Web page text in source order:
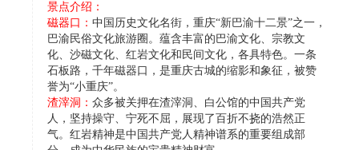
景点介绍：
磁器口： 中国历史文化名街，重庆“新巴渝十二景”之一，
巴渝民俗文化旅游圈。蕴含丰富的巴渝文化、宗教文
化、沙磁文化、红岩文化和民间文化，各具特色。一条
石板路，千年磁器口，是重庆古城的缩影和象征，被赞
誉为“小重庆”。
渣滓洞： 众多被关押在渣滓洞、白公馆的中国共产党
人，坚持操守、宁死不屈，展现了百折不挠的浩然正
气。红岩精神是中国共产党人精神谱系的重要组成部